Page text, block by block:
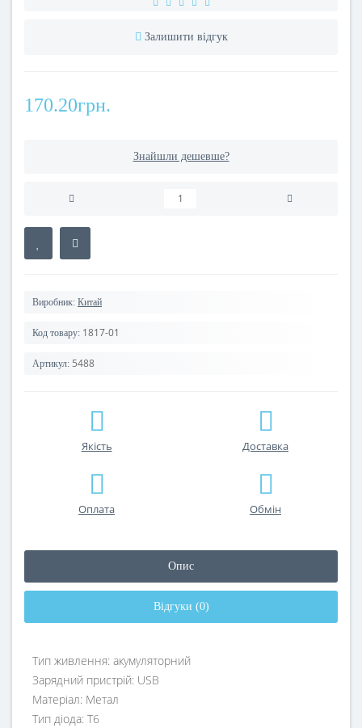
Залишити відгук
170.20грн.
Знайшли дешевше?
Виробник: Китай
Код товару: 1817-01
Артикул: 5488
Якість Доставка
Оплата Обмін
Опис
Відгуки (0)
Тип живлення: акумуляторний
Зарядний пристрій: USB
Матеріал: Метал
Тип діода: T6